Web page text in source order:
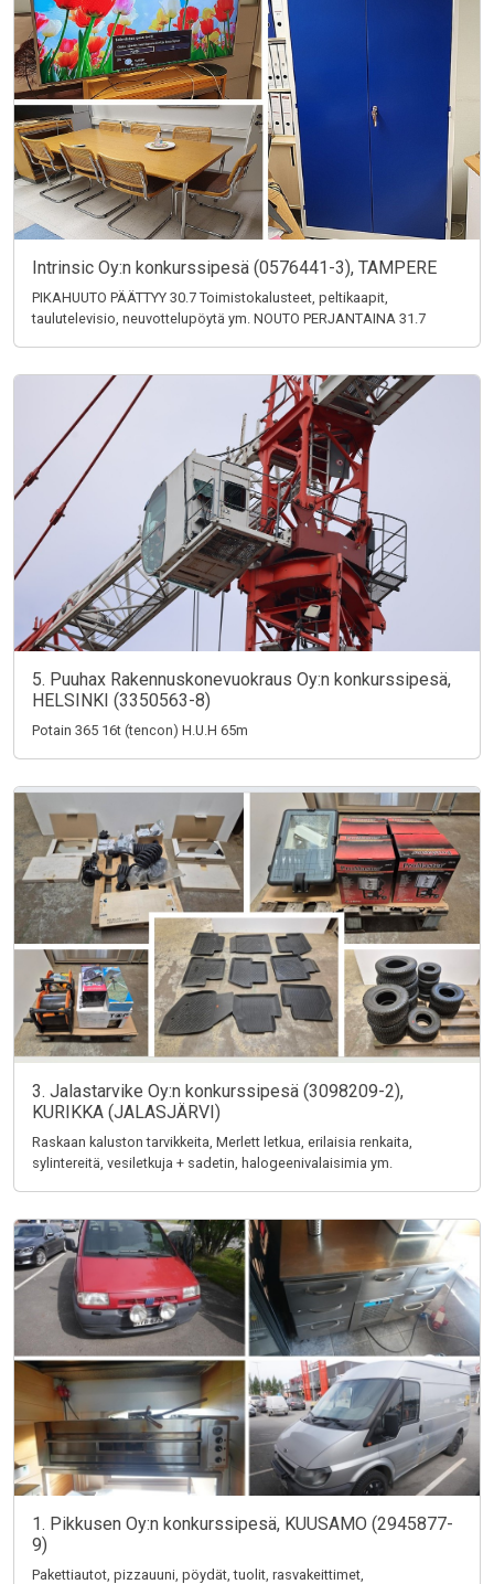
Intrinsic Oy:n konkurssipesä (0576441-3), TAMPERE
PIKAHUUTO PÄÄTTYY 30.7 Toimistokalusteet, peltikaapit,
taulutelevisio, neuvottelupöytä ym. NOUTO PERJANTAINA 31.7
5. Puuhax Rakennuskonevuokraus Oy:n konkurssipesä,
HELSINKI (3350563-8)
Potain 365 16t (tencon) H.U.H 65m
3. Jalastarvike Oy:n konkurssipesä (3098209-2),
KURIKKA (JALASJÄRVI)
Raskaan kaluston tarvikkeita, Merlett letkua, erilaisia renkaita,
sylintereitä, vesiletkuja + sadetin, halogeenivalaisimia ym.
1. Pikkusen Oy:n konkurssipesä, KUUSAMO (2945877-
9)
Pakettiautot, pizzauuni, pöydät, tuolit, rasvakeittimet,